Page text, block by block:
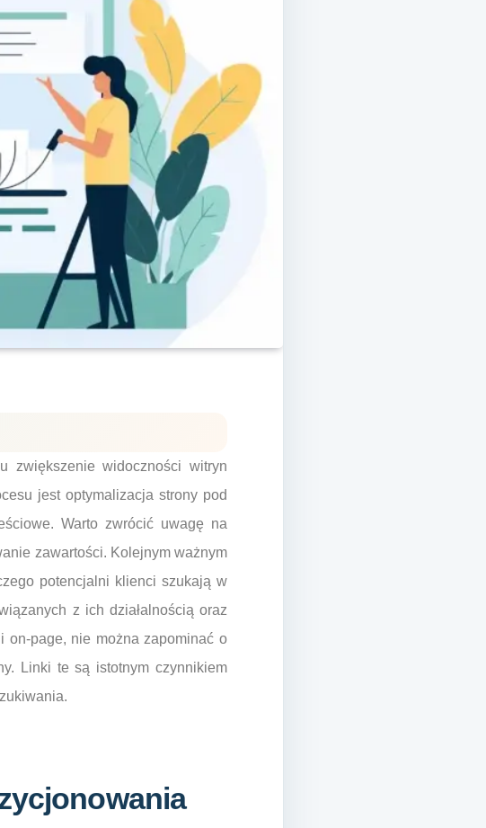
zwiększenie widoczności witryn
jest optymalizacja strony pod
Warto zwrócić uwagę na
zawartości. Kolejnym ważnym
potencjalni klienci szukają w
z ich działalnością oraz
on-page, nie można zapominać o
Linki te są istotnym czynnikiem